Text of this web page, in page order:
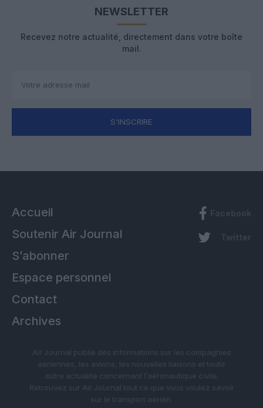
NEWSLETTER
Recevez notre actualité, directement dans votre boîte
mail.
S'INSCRIRE
Accueil
Soutenir Air Journal
S’abonner
Espace personnel
Contact
Archives